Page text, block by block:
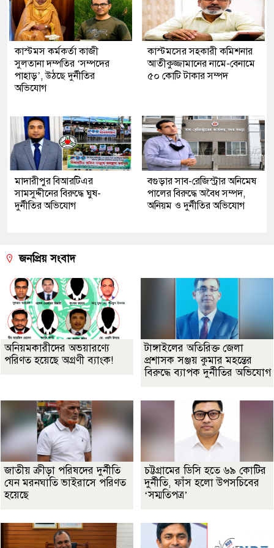
কাস্টমস কর্মকর্তা কাজী
সুলতানা দম্পতির ‘সম্পদের
পাহাড়’, উঠছে দুর্নীতির
অভিযোগ
কাস্টমসের সহকারী কমিশনার
আতীকুজ্জামানের নামে-বেনামে
৫০ কোটি টাকার সম্পদ
মাদারীপুর বিআরটিএর
সামসুদ্দীনের বিরুদ্ধে ঘুষ-
দুর্নীতির অভিযোগ
বগুড়ার সাব-রেজিস্ট্রার অনিমেষ
পালের বিরুদ্ধে অবৈধ সম্পদ,
অনিয়ম ও দুর্নীতির অভিযোগ
জনপ্রিয় সংবাদ
অনিয়মকারীদের অভয়ারণ্যে
পরিণত হয়েছে অগ্রণী ব্যাংক!
টাঙ্গাইলের অতিরিক্ত জেলা
প্রশাসক সঞ্জয় কুমার মহন্তের
বিরুদ্ধে ব্যাপক দুর্নীতির অভিযোগ
জাতীয় ক্রীড়া পরিষদের দুর্নীতি
যেন মরনঘাতি ভাইরাসে পরিণত
হয়েছে
চট্টগ্রামের ডিসি হতে ৬৯ কোটির
দুর্নীতি, ফাঁস হলো উপসচিবের
‘সম্মতিপত্র’